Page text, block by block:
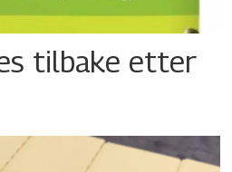
tilbake etter